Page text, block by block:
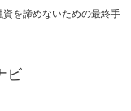
を諦めないための最終手
ビ